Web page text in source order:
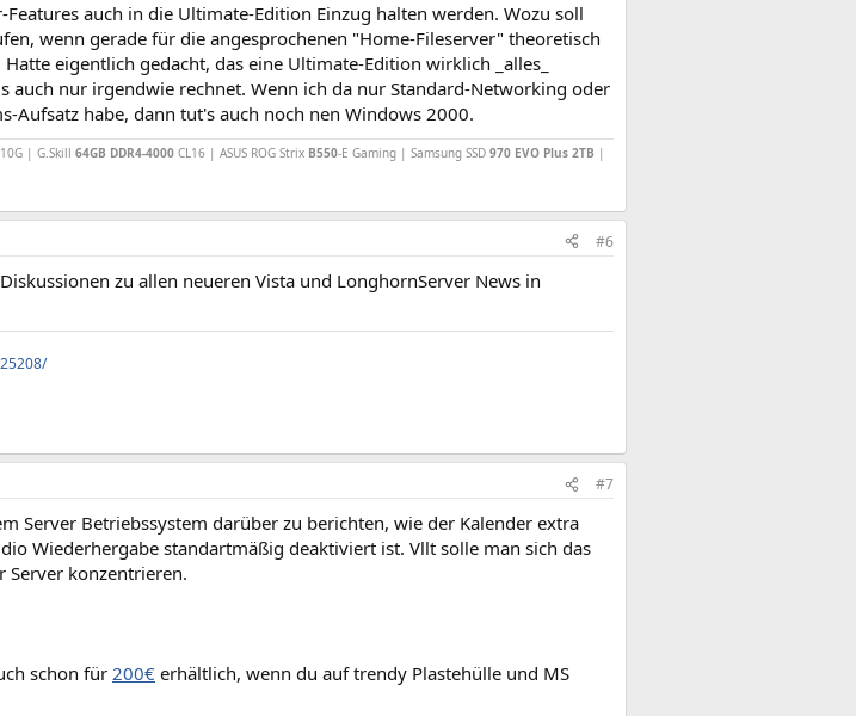
auch in die Ultimate-Edition Einzug halten werden. Wozu soll
wenn gerade für die angesprochenen "Home-Fileserver" theoretisch
eigentlich gedacht, das eine Ultimate-Edition wirklich _alles_
auch nur irgendwie rechnet. Wenn ich da nur Standard-Networking oder
Aufsatz habe, dann tut's auch noch nen Windows 2000.
| G.Skill 64GB DDR4-4000 CL16 | ASUS ROG Strix B550-E Gaming | Samsung SSD 970 EVO Plus 2TB |
#6
zu allen neueren Vista und LonghornServer News in
#7
Server Betriebssystem darüber zu berichten, wie der Kalender extra
Wiederhergabe standartmäßig deaktiviert ist. Vllt solle man sich das
Server konzentrieren.
schon für200€ erhältlich, wenn du auf trendy Plastehülle und MS